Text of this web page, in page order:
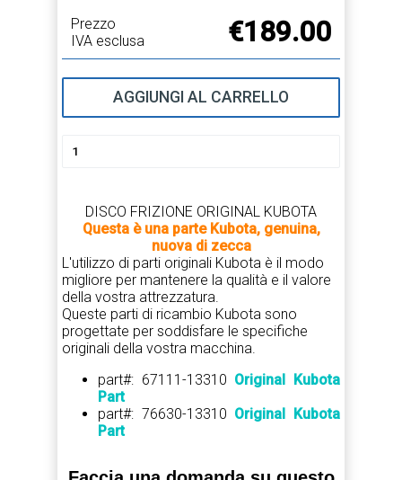
Prezzo
IVA esclusa
€189.00
AGGIUNGI AL CARRELLO
DISCO FRIZIONE ORIGINAL KUBOTA
Questa è una parte Kubota, genuina,
nuova di zecca
L'utilizzo di parti originali Kubota è il modo
migliore per mantenere la qualità e il valore
della vostra attrezzatura.
Queste parti di ricambio Kubota sono
progettate per soddisfare le specifiche
originali della vostra macchina.
part#: 67111-13310 Original Kubota
Part
part#: 76630-13310 Original Kubota
Part